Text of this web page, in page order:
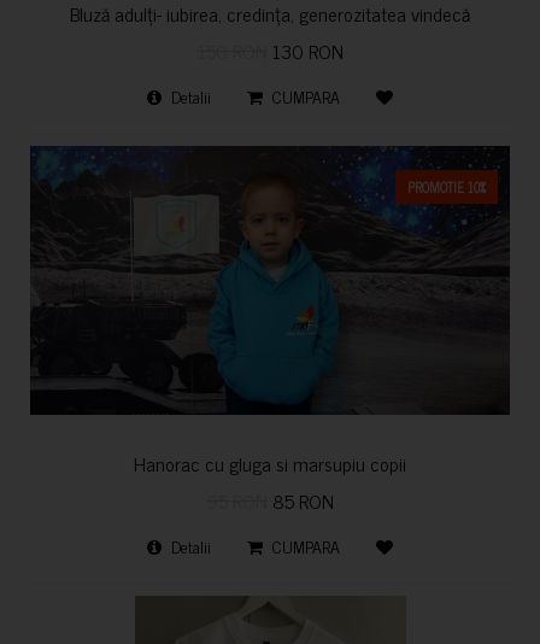
Bluză adulți- iubirea, credința, generozitatea vindecă
130 RON
Detalii CUMPARA
PROMOTIE 10%
Hanorac cu gluga si marsupiu copii
85 RON
Detalii CUMPARA